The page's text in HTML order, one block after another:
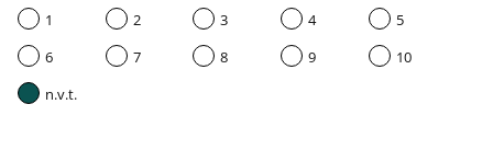
1 2 3 4
5
6
7 8 9
10
n.v.t.